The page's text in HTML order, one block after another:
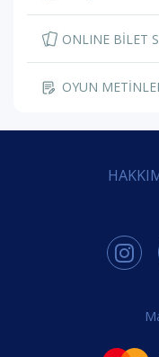
ONLINE BİLET
OYUN